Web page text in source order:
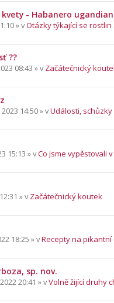
- Habanero ugandian
» vOtázky týkající se rostlin
??
08:43 » vZačátečnický
14:50 » vUdálosti,
15:13 » vCo jsme vypěstovali v
» vZačátečnický koutek
18:25 » vRecepty na pikantní
sp. nov.
20:41 » vVolně žijící druhy